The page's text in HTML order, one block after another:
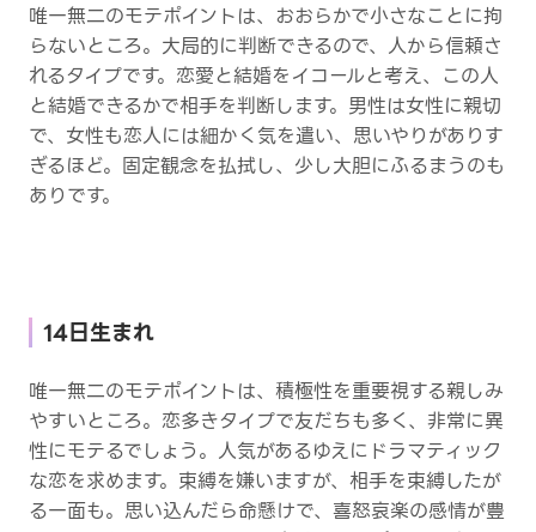
唯一無二のモテポイントは、おおらかで小さなことに拘
らないところ。大局的に判断できるので、人から信頼さ
れるタイプです。恋愛と結婚をイコールと考え、この人
と結婚できるかで相手を判断します。男性は女性に親切
で、女性も恋人には細かく気を遣い、思いやりがありす
ぎるほど。固定観念を払拭し、少し大胆にふるまうのも
ありです。
14日生まれ
唯一無二のモテポイントは、積極性を重要視する親しみ
やすいところ。恋多きタイプで友だちも多く、非常に異
性にモテるでしょう。人気があるゆえにドラマティック
な恋を求めます。束縛を嫌いますが、相手を束縛したが
る一面も。思い込んだら命懸けで、喜怒哀楽の感情が豊